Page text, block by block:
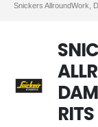
Snickers AllroundWork,